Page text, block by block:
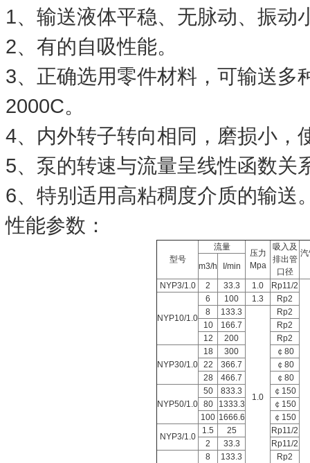
1、输送液体平稳、无脉动、振动
2、有的自吸性能。
3、正确选用零件材料，可输送多
2000C。
4、内外转子转向相同，磨损小，
5、泵的转速与流量呈线性函数关
6、特别适用高粘稠度介质的输送
性能参数：
型号
流量
压力
Mpa
吸入及
排出管
口径
m3/h
I/min
NYP3/1.0
2 33.3 1.0 Rp11/2
NYP10/1.0
6 100 1.3
Rp2
8
133.3
1.0
Rp2
10
166.7
Rp2
12
200 Rp2
NYP30/1.0
18 300
￠80
22
366.7
￠80
28
466.7 ￠80
NYP50/1.0
50 833.3
￠150
80
1333.3
￠150
100 1666.6
￠150
NYP3/1.0
1.5 25
Rp11/2
2
33.3
Rp11/2
8
133.3 Rp2